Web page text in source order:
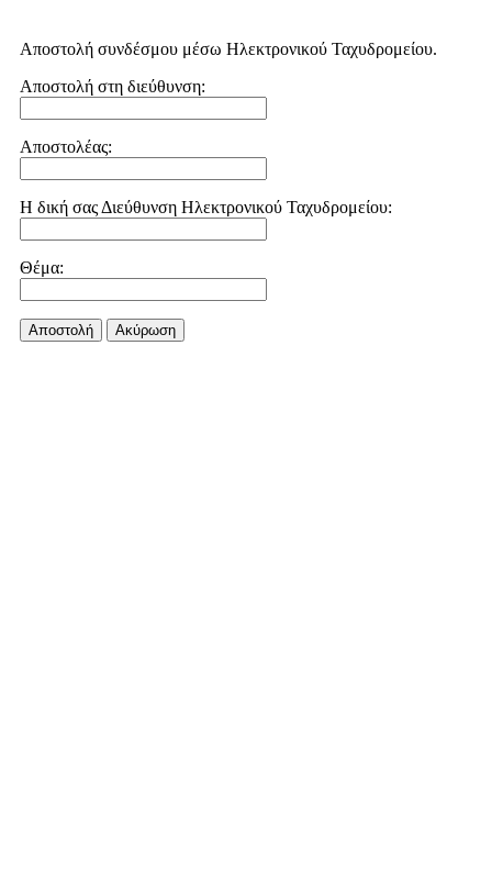
Αποστολή συνδέσμου μέσω Ηλεκτρονικού Ταχυδρομείου.
Αποστολή στη διεύθυνση:
Αποστολέας:
Η δική σας Διεύθυνση Ηλεκτρονικού Ταχυδρομείου:
Θέμα:
Αποστολή Aκύρωση